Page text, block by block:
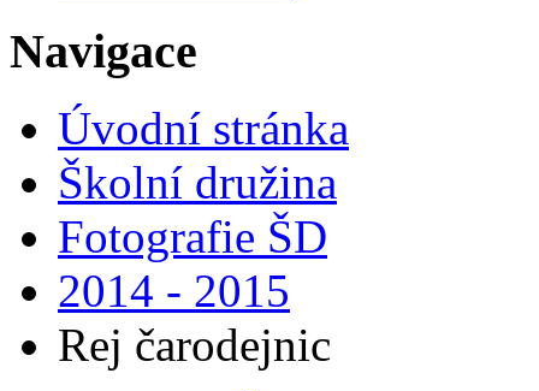
Navigace
Úvodní stránka
Školní družina
Fotografie ŠD
2014 - 2015
Rej čarodejnic